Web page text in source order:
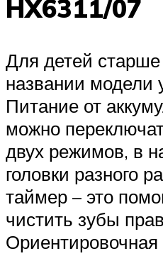
HX6311/07
Для детей старше
названии модели
Питание от
можно
двух режимов, в
головки разного
таймер – это
чистить зубы